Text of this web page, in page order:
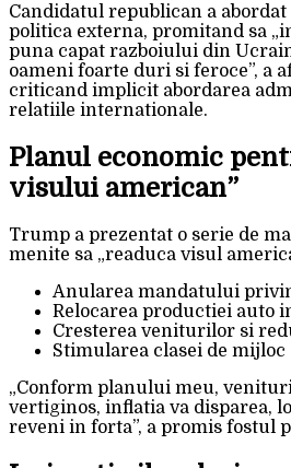
Candidatul republican a
politica externa, promitand sa
puna capat razboiului din
oameni foarte duri si feroce”, a
criticand implicit abordarea
relatiile internationale.
Planul economic
visului american”
Trump a prezentat o serie de
menite sa „readuca visul
Anularea mandatului
Relocarea productiei auto
Cresterea veniturilor si
Stimularea clasei de mijloc
„Conform planului meu,
vertiginos, inflatia va disparea,
reveni in forta”, a promis fostul